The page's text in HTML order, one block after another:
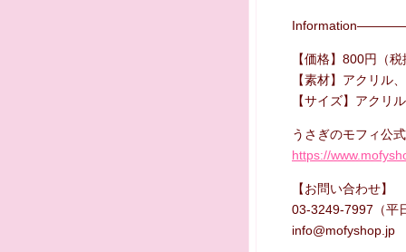
【価格】800円（
【素材】アクリル
【サイズ】アク
うさぎのモフィ公
https://
【お問い合わせ】
03-3249-7997（平
info@mofyshop.jp